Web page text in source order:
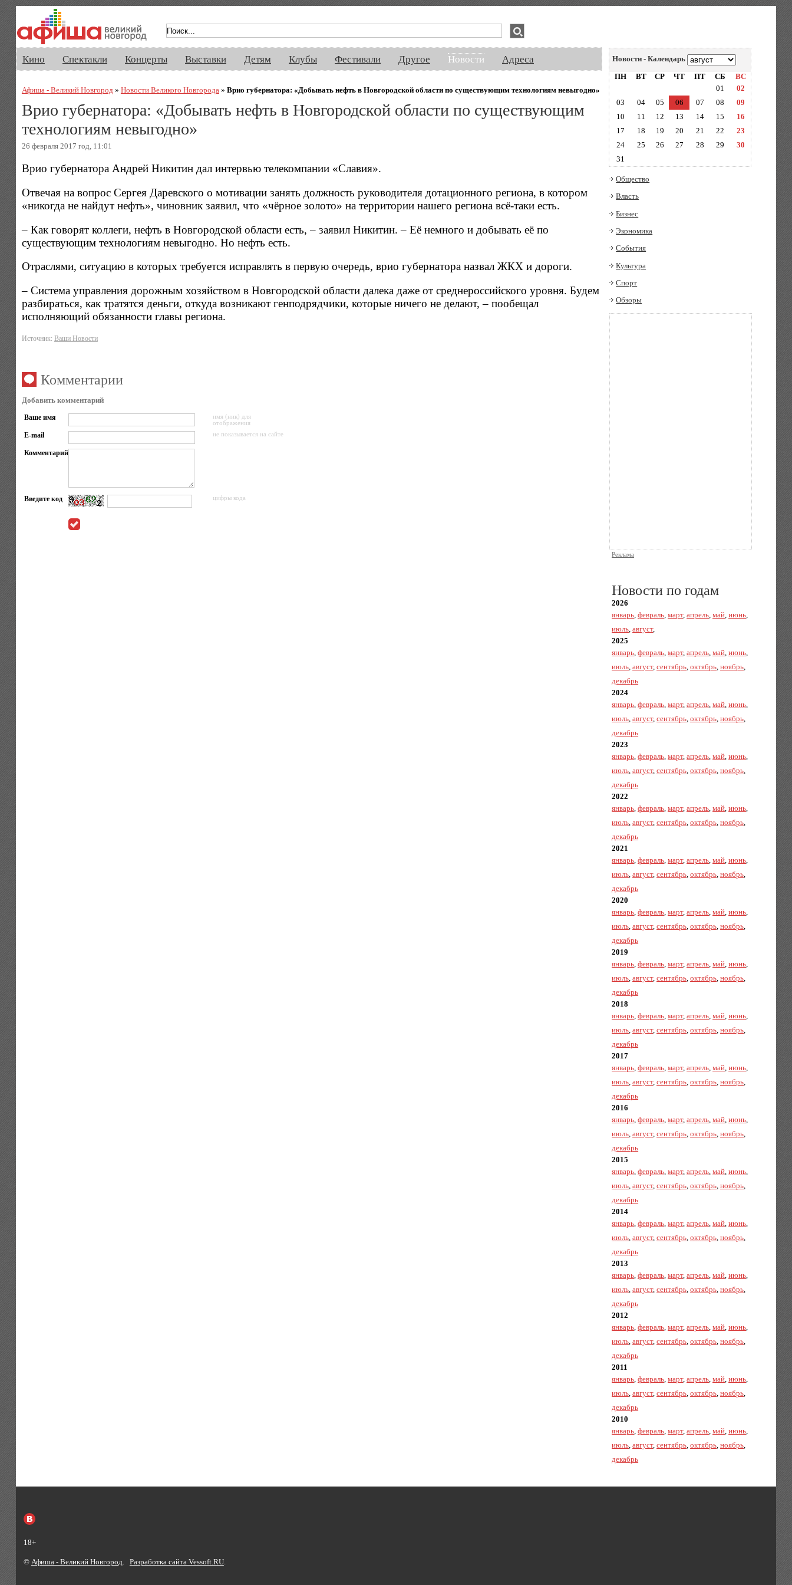
Кино Спектакли Концерты Выставки Детям Клубы Фестивали Другое Новости Адреса
Афиша - Великий Новгород » Новости Великого Новгорода » Врио губернатора: «Добывать нефть в Новгородской области по существующим технологиям невыгодно»
Врио губернатора: «Добывать нефть в Новгородской области по существующим
технологиям невыгодно»
26 февраля 2017 год, 11:01
Врио губернатора Андрей Никитин дал интервью телекомпании «Славия».
Отвечая на вопрос Сергея Даревского о мотивации занять должность руководителя дотационного региона, в котором
«никогда не найдут нефть», чиновник заявил, что «чёрное золото» на территории нашего региона всё-таки есть.
– Как говорят коллеги, нефть в Новгородской области есть, – заявил Никитин. – Её немного и добывать её по
существующим технологиям невыгодно. Но нефть есть.
Отраслями, ситуацию в которых требуется исправлять в первую очередь, врио губернатора назвал ЖКХ и дороги.
– Система управления дорожным хозяйством в Новгородской области далека даже от среднероссийского уровня. Будем
разбираться, как тратятся деньги, откуда возникают генподрядчики, которые ничего не делают, – пообещал
исполняющий обязанности главы региона.
Источник: Ваши Новости
Комментарии
Добавить комментарий
Ваше имя
имя (ник) для
отображения
E-mail не показывается на сайте
Комментарий
Введите код цифры кода
Новости - Календарь
ПН
ВТ СР ЧТ ПТ СБ
ВС
01
02
03
04 05 06 07 08
09
10
11 12 13 14 15
16
17
18 19 20 21 22
23
24
25 26 27 28 29
30
31
Общество
Власть
Бизнес
Экономика
События
Культура
Спорт
Обзоры
Реклама
Новости по годам
2026
январь,февраль,март,апрель,май,июнь,
июль,август,
2025
январь,февраль,март,апрель,май,июнь,
июль,август,сентябрь,октябрь,ноябрь,
декабрь
2024
январь,февраль,март,апрель,май,июнь,
июль,август,сентябрь,октябрь,ноябрь,
декабрь
2023
январь,февраль,март,апрель,май,июнь,
июль,август,сентябрь,октябрь,ноябрь,
декабрь
2022
январь,февраль,март,апрель,май,июнь,
июль,август,сентябрь,октябрь,ноябрь,
декабрь
2021
январь,февраль,март,апрель,май,июнь,
июль,август,сентябрь,октябрь,ноябрь,
декабрь
2020
январь,февраль,март,апрель,май,июнь,
июль,август,сентябрь,октябрь,ноябрь,
декабрь
2019
январь,февраль,март,апрель,май,июнь,
июль,август,сентябрь,октябрь,ноябрь,
декабрь
2018
январь,февраль,март,апрель,май,июнь,
июль,август,сентябрь,октябрь,ноябрь,
декабрь
2017
январь,февраль,март,апрель,май,июнь,
июль,август,сентябрь,октябрь,ноябрь,
декабрь
2016
январь,февраль,март,апрель,май,июнь,
июль,август,сентябрь,октябрь,ноябрь,
декабрь
2015
январь,февраль,март,апрель,май,июнь,
июль,август,сентябрь,октябрь,ноябрь,
декабрь
2014
январь,февраль,март,апрель,май,июнь,
июль,август,сентябрь,октябрь,ноябрь,
декабрь
2013
январь,февраль,март,апрель,май,июнь,
июль,август,сентябрь,октябрь,ноябрь,
декабрь
2012
январь,февраль,март,апрель,май,июнь,
июль,август,сентябрь,октябрь,ноябрь,
декабрь
2011
январь,февраль,март,апрель,май,июнь,
июль,август,сентябрь,октябрь,ноябрь,
декабрь
2010
январь,февраль,март,апрель,май,июнь,
июль,август,сентябрь,октябрь,ноябрь,
декабрь
18+
© Афиша - Великий Новгород Разработка сайта Vessoft.RU.